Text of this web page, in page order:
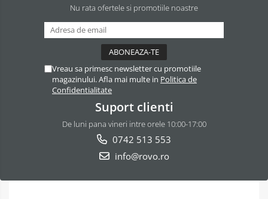
Nu rata ofertele si promotiile noastre
Vreau sa primesc newsletter cu promotiile
magazinului. Afla mai multe in Politica de
Confidentialitate
Suport clienti
De luni pana vineri intre orele 10:00-17:00
0742 513 553
info@rovo.ro